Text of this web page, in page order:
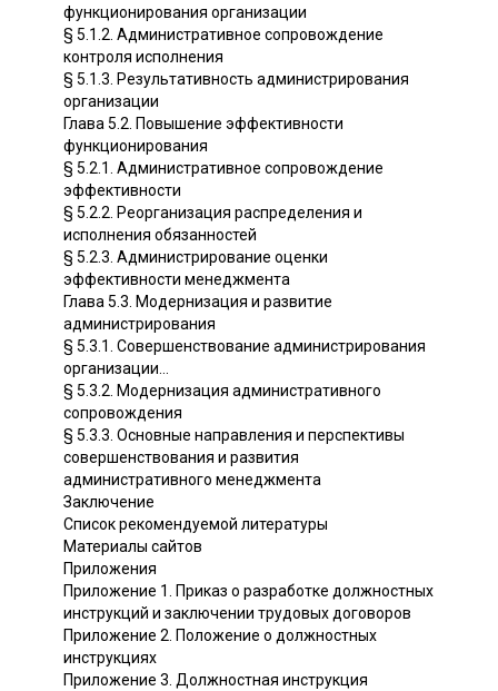
функционирования организации
§ 5.1.2. Административное сопровождение
контроля исполнения
§ 5.1.3. Результативность администрирования
организации
Глава 5.2. Повышение эффективности
функционирования
§ 5.2.1. Административное сопровождение
эффективности
§ 5.2.2. Реорганизация распределения и
исполнения обязанностей
§ 5.2.3. Администрирование оценки
эффективности менеджмента
Глава 5.3. Модернизация и развитие
администрирования
§ 5.3.1. Совершенствование администрирования
организации...
§ 5.3.2. Модернизация административного
сопровождения
§ 5.3.3. Основные направления и перспективы
совершенствования и развития
административного менеджмента
Заключение
Список рекомендуемой литературы
Материалы сайтов
Приложения
Приложение 1. Приказ о разработке должностных
инструкций и заключении трудовых договоров
Приложение 2. Положение о должностных
инструкциях
Приложение 3. Должностная инструкция